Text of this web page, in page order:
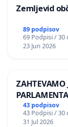
Zemljevid
89 podpisov
69 Podpisi / 30
23 Jun 2026
ZAHTEVAMO
ILEGALNI
43 podpisov
43 Podpisi / 30
31 Jul 2026